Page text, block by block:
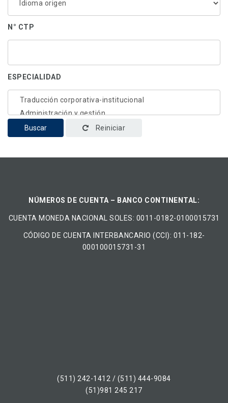
N° CTP
ESPECIALIDAD
Buscar Reiniciar
NÚMEROS DE CUENTA – BANCO CONTINENTAL:
CUENTA MONEDA NACIONAL​ ​SOLES​: 0011-0182-0100015731
CÓDIGO DE CUENTA INTERBANCARIO (CCI): 011-182-
000100015731-31
(511) 242-1412 / (511) 444-9084
(51)981 245 217